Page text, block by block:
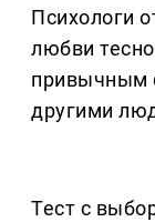
Психологи
любви
привычным
другими
Тест с